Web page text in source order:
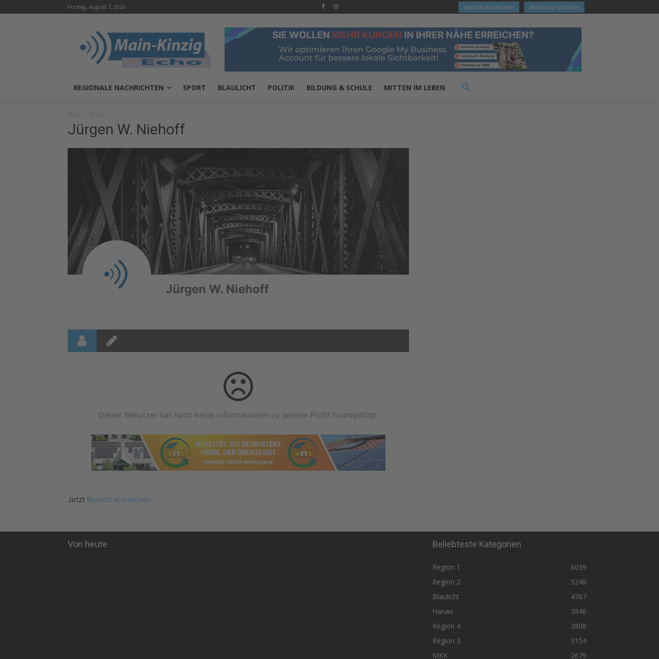
Freitag, August 7, 2026 Bericht einreichen Werbung schalten
REGIONALE NACHRICHTEN SPORT BLAULICHT POLITIK BILDUNG & SCHULE MITTEN IM LEBEN
Jürgen W. Niehoff
Jürgen W. Niehoff
Dieser Benutzer hat noch keine Informationen zu seinem Profil hinzugefügt.
Jetzt Bericht einreichen
Von heute Beliebteste Kategorien
Region 1
6039
Region 2
5248
Blaulicht
4767
Hanau
3846
Region 4
3808
Region 3
3154
MKK
2679